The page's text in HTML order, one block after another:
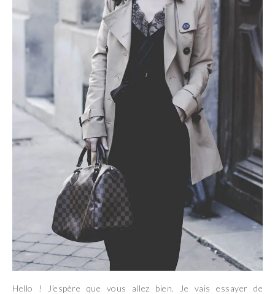
Hello ! J’espère que vous allez bien. Je vais essayer de